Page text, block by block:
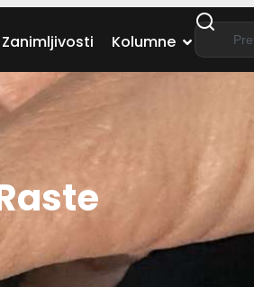
Zanimljivosti Kolumne